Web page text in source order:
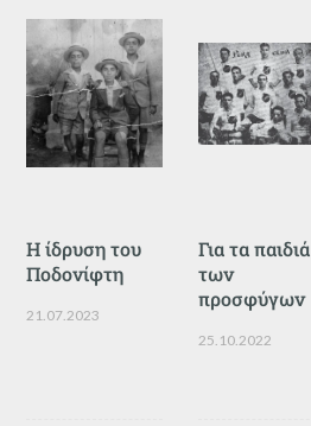
Η ίδρυση του
Ποδονίφτη
21.07.2023
Για τα παιδιά
των
προσφύγων
25.10.2022